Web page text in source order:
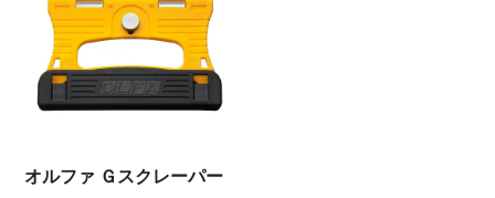
オルファ Ｇスクレーパー